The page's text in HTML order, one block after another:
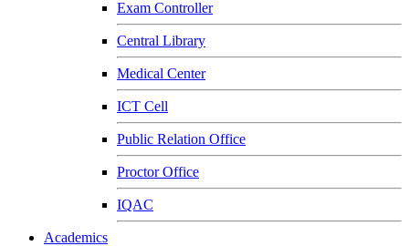
Exam Controller
Central Library
Medical Center
ICT Cell
Public Relation Office
Proctor Office
IQAC
Academics